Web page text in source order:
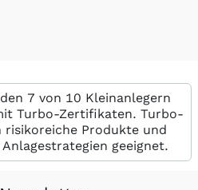
7 von 10 Kleinanlegern
Turbo-Zertifikaten. Turbo-
Produkte und
geeignet.